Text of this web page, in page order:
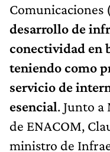
Comunicaciones
desarrollo de
conectividad en
teniendo como
servicio de
esencial. Junto a
de ENACOM,
ministro de